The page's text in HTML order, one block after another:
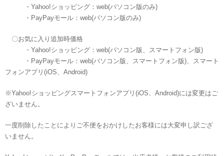
・Yahoo!ショッピング：web(パソコン版のみ)
・PayPayモール：web(パソコン版のみ)
〇お気に入り追加時価格
・Yahoo!ショッピング：web(パソコン版、スマートフォン版)
・PayPayモール：web(パソコン版、スマートフォン版)、スマート
フォンアプリ(iOS、Android)
※Yahoo!ショッピングスマートフォンアプリ(iOS、Android)には変更はご
ざいません。
一度削除したことによりご不便をおかけしたお客様には大変申し訳ござ
いません。